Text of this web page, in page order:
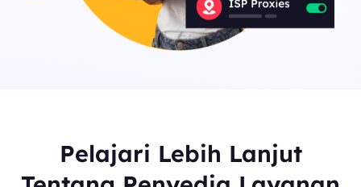
Pelajari Lebih Lanjut